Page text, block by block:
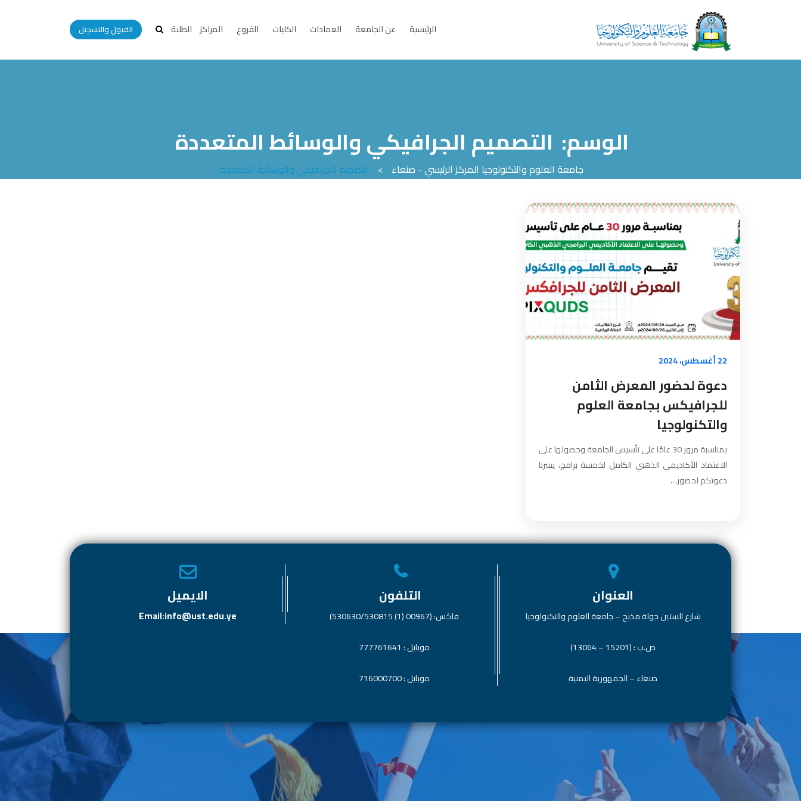
الرئيسية عن الجامعة العمادات الكليات الفروع المراكز الطلبة القبول والتسجيل
الوسم: التصميم الجرافيكي والوسائط المتعددة
جامعة العلوم والتكنولوجيا المركز الرئيسي - صنعاء > التصميم الجرافيكي والوسائط المتعددة
22 أغسطس، 2024
دعوة لحضور المعرض الثامن
للجرافيكس بجامعة العلوم
والتكنولوجيا
بمناسبة مرور 30 عامًا على تأسيس الجامعة وحصولها على
الاعتماد الأكاديمي الذهبي الكامل لخمسة برامج، يسرنا
دعوتكم لحضور…
العنوان
شارع الستين جولة مذبح – جامعة العلوم والتكنولوجيا
ص.ب : (15201 – 13064)
صنعاء – الجمهورية اليمنية
التلفون
فاكس: (00967 (1) 530630/530815)
موبايل : 777761641
موبايل : 716000700
الايميل
Email:info@ust.edu.ye